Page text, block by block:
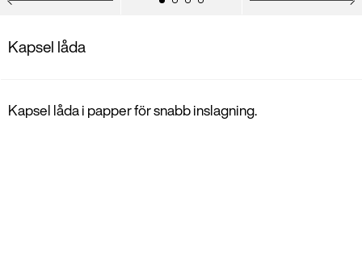
Kapsel låda
Kapsel låda i papper för snabb inslagning.